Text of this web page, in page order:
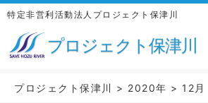
特定非営利活動法人プロジェクト保津川
プロジェクト保津川
プロジェクト保津川 > 2020年 > 12月